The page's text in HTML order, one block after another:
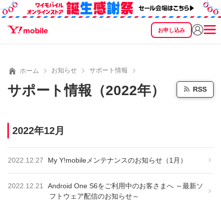
お申し込み
SEARCH
ホーム お知らせ サポート情報
サポート情報（2022年） RSS
2022年12月
2022.12.27 My Y!mobileメンテナンスのお知らせ（1月）
2022.12.21
Android One S6をご利用中のお客さまへ ～最新ソ
フトウェア配信のお知らせ～